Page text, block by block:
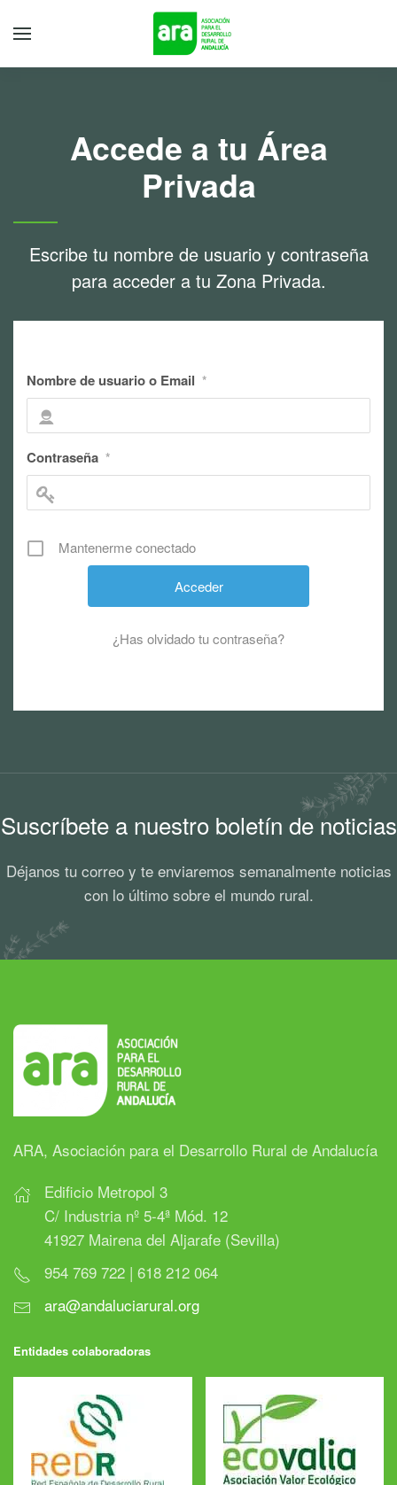
Accede a tu Área
Privada
Escribe tu nombre de usuario y contraseña
para acceder a tu Zona Privada.
Nombre de usuario o Email *
Contraseña *
Mantenerme conectado
¿Has olvidado tu contraseña?
Suscríbete a nuestro boletín de noticias
Déjanos tu correo y te enviaremos semanalmente noticias
con lo último sobre el mundo rural.
ARA, Asociación para el Desarrollo Rural de Andalucía
Edificio Metropol 3
C/ Industria nº 5-4ª Mód. 12
41927 Mairena del Aljarafe (Sevilla)
954 769 722 | 618 212 064
ara@andaluciarural.org
Entidades colaboradoras